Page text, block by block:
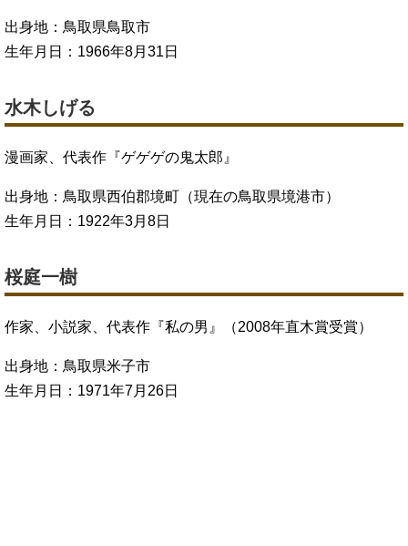
出身地：鳥取県鳥取市
生年月日：1966年8月31日
水木しげる
漫画家、代表作『ゲゲゲの鬼太郎』
出身地：鳥取県西伯郡境町（現在の鳥取県境港市）
生年月日：1922年3月8日
桜庭一樹
作家、小説家、代表作『私の男』（2008年直木賞受賞）
出身地：鳥取県米子市
生年月日：1971年7月26日